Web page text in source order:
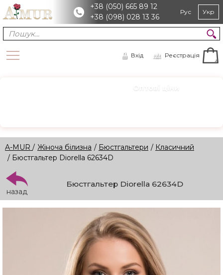
+38 (050) 665 89 12
+38 (098) 028 13 36
Рус Укр
Вхід Реєстрація
Оптові ціни
A-MUR / Жіноча білизна / Бюстгальтери / Класичний
/ Бюстгальтер Diorella 62634D
назад
Бюстгальтер Diorella 62634D